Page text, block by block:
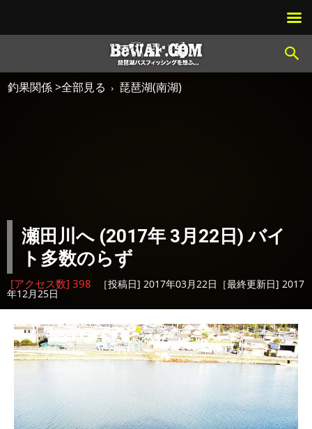
釣果関係 >全部見る 琵琶湖(南湖)
瀬田川へ (2017年 3月22日) バイ
ト多数のらず
[アクセス数] 398 ［投稿日] 2017年03月22日［最終更新日] 2017
年12月25日